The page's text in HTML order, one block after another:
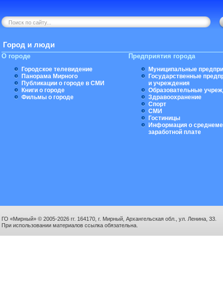
Город и люди
О городе
Городское телевидение
Панорама Мирного
Публикации о городе в СМИ
Книги о городе
Фильмы о городе
Предприятия города
Муниципальные
Государственные
и учреждения
Образовательные
Здравоохранение
Спорт
СМИ
Гостиницы
Информация о
заработной плате
ГО «Мирный» © 2005-2026 гг. 164170, г. Мирный, Архангельская обл., ул. Ленина, 33.
При использовании материалов ссылка обязательна.